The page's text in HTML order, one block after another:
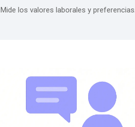
Mide los valores laborales y preferencias.